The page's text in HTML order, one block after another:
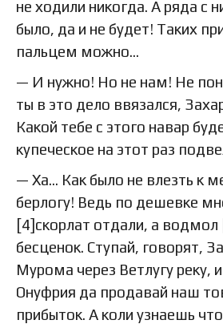
не ходили никогда. А ряда с
было, да и не будет! Таких
пальцем можно…
— И нужно! Но не нам! Не
ты в это дело ввязался,
Какой тебе с этого навар
купеческое на этот раз
— Ха… Как было не влезть к
берлогу! Ведь по дешевке
[4]скорлат отдали, а водмол
бесценок. Ступай, говорят,
Мурома через Ветлугу реку,
Онуфрия да продавай наш
прибыток. А коли узнаешь